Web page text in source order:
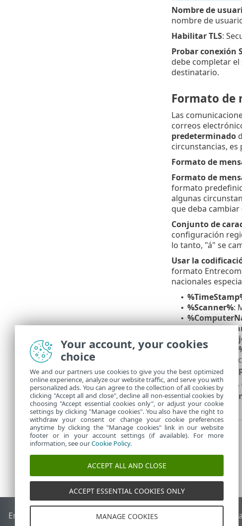
Nombre de
nombre de
Habilitar TLS:
Probar conexión
debe completar
destinatario.
Formato de
Las
correos
predeterminado
circunstancias, es
Formato de
Formato de
formato
algunas
que deba
Conjunto de
configuración
lo tanto, "á" se
Usar la
formato
nacionales
•
• %Scanner%:
•
•
:
•
Las palabras clave
End of Life Base de conocimiento de ESET ESET
Your account, your cookies
choice
We and our partners use cookies to give you the best optimized
online experience, analyze our website traffic, and serve you with
personalized ads. You can agree to the collection of all cookies by
clicking "Accept all and close", decline all non-essential cookies by
choosing "Accept essential cookies only", or adjust your cookie
settings by clicking "Manage cookies". You also have the right to
withdraw your consent or change your cookie preferences
anytime by clicking the "Manage cookies" link in our website
footer or in your account settings (if available). For more
information, see ourCookie Policy.
ACCEPT ALL AND CLOSE
ACCEPT ESSENTIAL COOKIES ONLY
MANAGE COOKIES